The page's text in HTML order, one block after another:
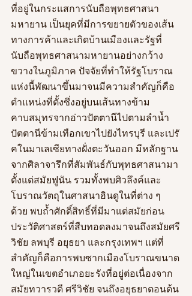
ที่อยู่ในกระแสการนับถือพุทธศาสนา
มหายาน เป็นยุคที่มีการขยายตัวของเส้น
ทางการค้าและเกิดบ้านเมืองและรัฐที่
นับถือพุทธศาสนามหายานอย่างกว้าง
ขวางในภูมิภาค ปัจจัยที่ทำให้รัฐโบราณ
แห่งนี้พัฒนาขึ้นมาจนมีความสำคัญก็คือ
ตำแหน่งที่ตั้งซึ่งอยู่บนเส้นทางข้าม
คาบสมุทรจากอ่าวปัตตานีไปตามลำน้ำ
ปัตตานีข้ามเทือกเขาไปยังไทรบุรี และเปรั
คในมาเลเซียทางฝั่งตะวันออก มีหลักฐาน
จากศิลาจารึกที่สัมพันธ์กับพุทธศาสนามา
ตั้งแต่สมัยฟูนัน รวมทั้งพบศิวลึงค์และ
โบราณวัตถุในศาสนาฮินดูในที่ต่าง ๆ
ด้วย พบถ้ำศักดิ์สิทธิ์ที่มีมาแต่สมัยก่อน
ประวัติศาสตร์ที่สืบทอดลงมาจนถึงสมัยศรี
วิชัย ลพบุรี อยุธยา และกรุงเทพฯ แต่ที่
สำคัญก็คือการพบซากเมืองโบราณขนาด
ใหญ่ในเขตอำเภอยะรังที่อยู่ต่อเนื่องจาก
สมัยทวารวดี ศรีวิชัย จนถึงอยุธยาตอนต้น